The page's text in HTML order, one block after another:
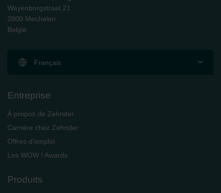
Wayenborgstraat 21
2800 Mechelen
België
Français
Entreprise
À propos de Zehnder
Carrière chez Zehnder
Offres d'emploi
Les WOW ! Awards
Produits